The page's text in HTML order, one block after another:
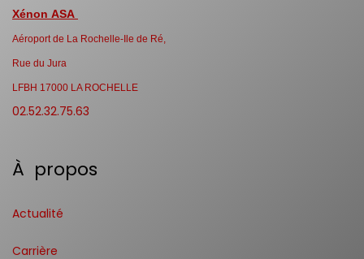
Xénon ASA
Aéroport de La Rochelle-Ile de Ré,
Rue du Jura
LFBH 17000 LA ROCHELLE
02.52.32.75.63
À propos
Actualité
Carrière